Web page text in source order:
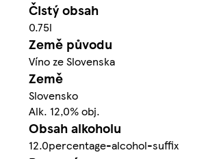
Čistý obsah
0.75l
Země původu
Víno ze Slovenska
Země
Slovensko
Alk. 12,0% obj.
Obsah alkoholu
12.0percentage-alcohol-suffix